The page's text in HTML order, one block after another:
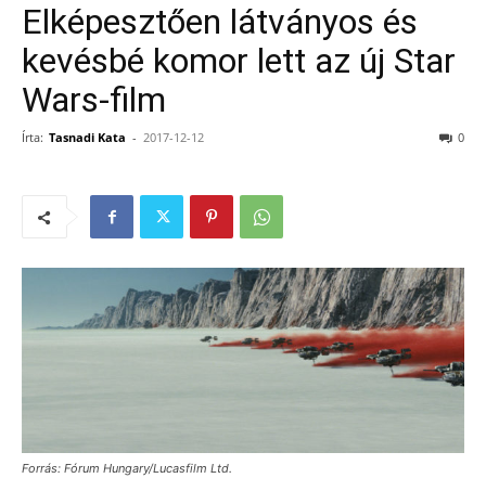
Elképesztően látványos és
kevésbé komor lett az új Star
Wars-film
Írta: Tasnadi Kata - 2017-12-12 0
Forrás: Fórum Hungary/Lucasfilm Ltd.